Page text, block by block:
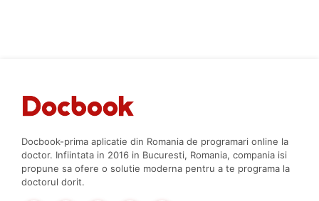
Docbook-prima aplicatie din Romania de programari online la
doctor. Infiintata in 2016 in Bucuresti, Romania, compania isi
propune sa ofere o solutie moderna pentru a te programa la
doctorul dorit.